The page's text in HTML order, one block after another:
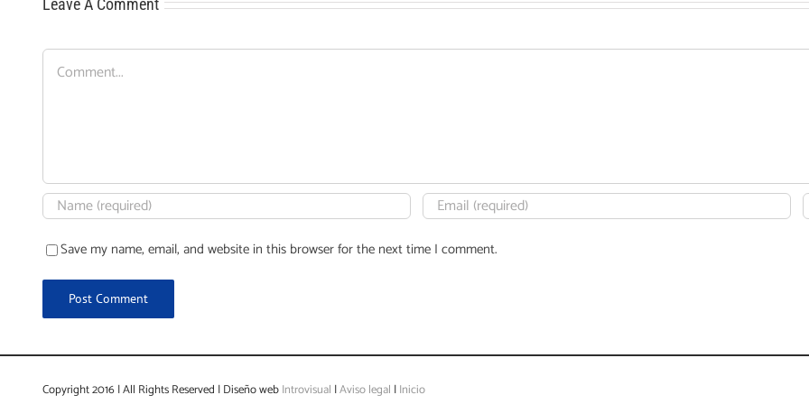
Leave A Comment
Comment
Save my name, email, and website in this browser for the next time I comment.
Copyright 2016 | All Rights Reserved | Diseño webIntrovisual |Aviso legal |Inicio